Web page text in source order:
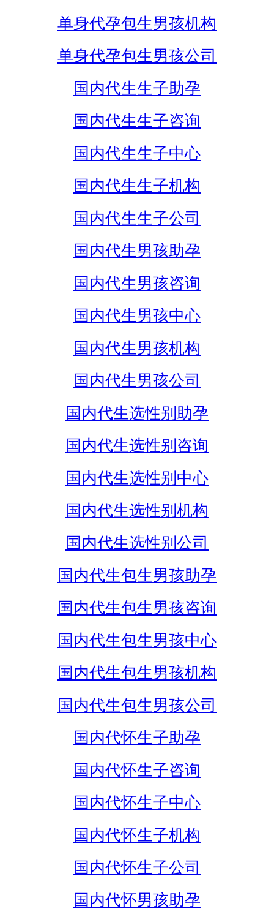
单身代孕包生男孩机构
单身代孕包生男孩公司
国内代生生子助孕
国内代生生子咨询
国内代生生子中心
国内代生生子机构
国内代生生子公司
国内代生男孩助孕
国内代生男孩咨询
国内代生男孩中心
国内代生男孩机构
国内代生男孩公司
国内代生选性别助孕
国内代生选性别咨询
国内代生选性别中心
国内代生选性别机构
国内代生选性别公司
国内代生包生男孩助孕
国内代生包生男孩咨询
国内代生包生男孩中心
国内代生包生男孩机构
国内代生包生男孩公司
国内代怀生子助孕
国内代怀生子咨询
国内代怀生子中心
国内代怀生子机构
国内代怀生子公司
国内代怀男孩助孕